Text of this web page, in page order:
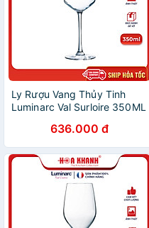
Ly Rượu Vang Thủy Tinh
Luminarc Val Surloire 350ML
636.000 đ